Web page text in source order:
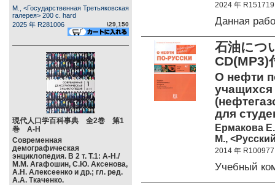
М., <Государственная Третьяковская
галерея> 200 c. hard
2025 年 R281006
\29,150
現代人口学百科事典 全2巻 第1
巻 А-Н
Современная
демографическая
энциклопедия. В 2 т. Т.1: А-Н./
М.М. Агафошин, С.Ю. Аксенова,
А.Н. Алексеенко и др.; гл. ред.
А.А. Ткаченко.
2024 年 R151719
Данная
石油に
О нефти
учащихся
для
Ермакова
М.,
2014 年 R100977
Учебный